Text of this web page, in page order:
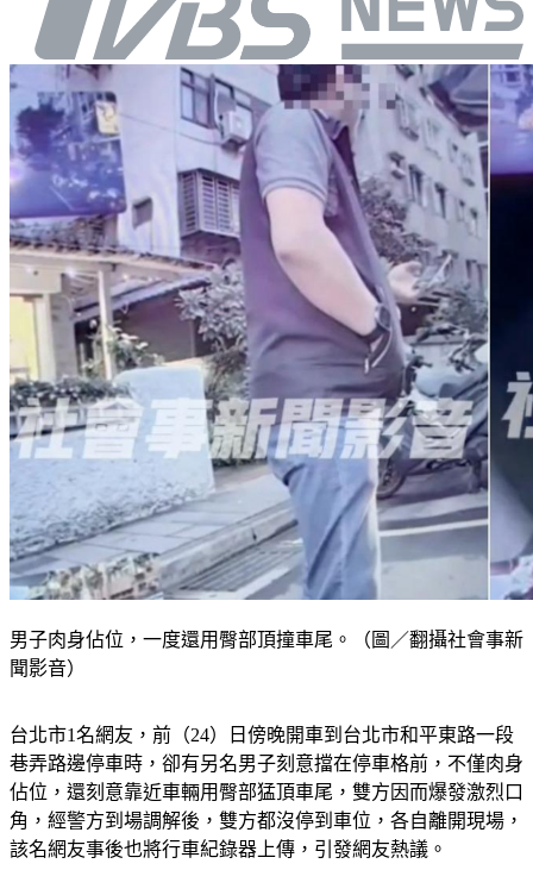
男子肉身佔位，一度還用臀部頂撞車尾。（圖／翻攝社會事新
聞影音）
台北市1名網友，前（24）日傍晚開車到台北市和平東路一段
巷弄路邊停車時，卻有另名男子刻意擋在停車格前，不僅肉身
佔位，還刻意靠近車輛用臀部猛頂車尾，雙方因而爆發激烈口
角，經警方到場調解後，雙方都沒停到車位，各自離開現場，
該名網友事後也將行車紀錄器上傳，引發網友熱議。